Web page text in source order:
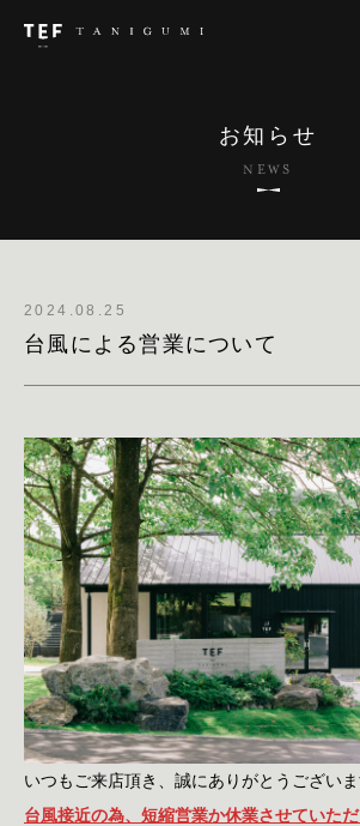
お知らせ
NEWS
2024.08.25
台風による営業について
いつもご来店頂き、誠にありがとうございま
台風接近の為、 短縮営業か休業させていた